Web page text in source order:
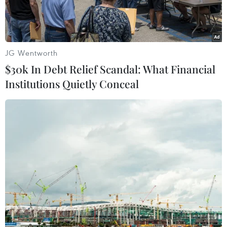
Khí thải bốc lên từ nhà máy ở Saint-Avold, miền đông Pháp.
(Ảnh: AFP/TTXVN)
Các công ty đầu tư toàn cầu đang quản lý số tài
sản trị giá 32.000 tỷ USD đã lên tiếng kêu gọi
các chính phủ tăng cường các nỗ lực nhằm đối
JG Wentworth
$30k In Debt Relief Scandal: What Financial
Institutions Quietly Conceal